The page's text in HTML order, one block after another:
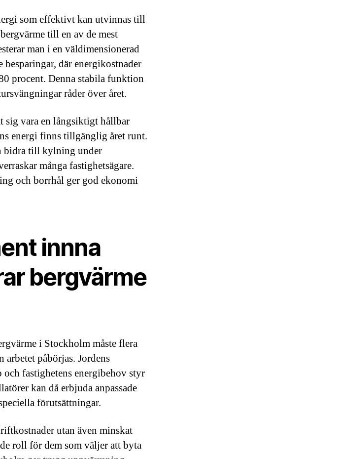
som effektivt kan utvinnas till
till en av de mest
man i en väldimensionerad
där energikostnader
procent. Denna stabila funktion
råder över året.
sig vara en långsiktigt hållbar
energi finns tillgänglig året runt.
bidra till kylning under
många fastighetsägare.
och borrhål ger god ekonomi
innna
bergvärme
i Stockholm måste flera
påbörjas. Jordens
fastighetens energibehov styr
kan då erbjuda anpassade
förutsättningar.
utan även minskat
roll för dem som väljer att byta